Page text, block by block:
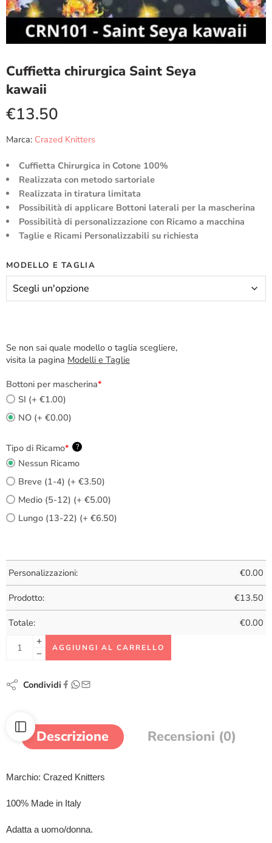
Cuffietta chirurgica Saint Seya
kawaii
€13.50
Marca: Crazed Knitters
Cuffietta Chirurgica in Cotone 100%
Realizzata con metodo sartoriale
Realizzata in tiratura limitata
Possibilità di applicare Bottoni laterali per la mascherina
Possibilità di personalizzazione con Ricamo a macchina
Taglie e Ricami Personalizzabili su richiesta
MODELLO E TAGLIA
Se non sai quale modello o taglia scegliere,
visita la pagina Modelli e Taglie
Bottoni per mascherina*
SI (+ €1.00)
NO (+ €0.00)
Tipo di Ricamo* ?
Nessun Ricamo
Breve (1-4) (+ €3.50)
Medio (5-12) (+ €5.00)
Lungo (13-22) (+ €6.50)
Personalizzazioni: €0.00
Prodotto: €13.50
Totale: €0.00
AGGIUNGI AL CARRELLO
Condividi
Descrizione Recensioni (0)
Marchio: Crazed Knitters
100% Made in Italy
Adatta a uomo/donna.